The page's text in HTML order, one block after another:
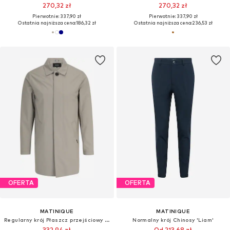
270,32 zł
Pierwotnie: 337,90 zł
Ostatnia najniższa cena:186,32 zł
270,32 zł
Pierwotnie: 337,90 zł
Ostatnia najniższa cena:236,53 zł
OFERTA
MATINIQUE
Regularny krój Płaszcz przejściowy 'Mac Miles'
OFERTA
MATINIQUE
Normalny krój Chinosy 'Liam'